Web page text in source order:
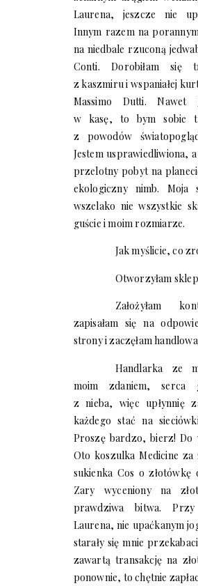
Laurena, jeszcze nie
Innym razem na
na niedbale rzuconą
Conti. Dorobiłam się
z kaszmiru i wspaniałej
Massimo Dutti. Nawet
w kasę, to bym sobie
z powodów
Jestem usprawiedliwiona,
przelotny pobyt na
ekologiczny nimb. Moja
wszelako nie wszystkie
guście i moim rozmiarze.
Jak myślicie, co
Otworzyłam
Założyłam
zapisałam się na
strony i zaczęłam
Handlarka ze
moim zdaniem, serca
z nieba, więc upłynnię
każdego stać na
Proszę bardzo, bierz!
Oto koszulka Medicine za
sukienka Cos o złotówkę
Zary wyceniony na
prawdziwa bitwa.
Laurena, nie upaćkanym
starały się mnie
zawartą transakcję na
ponownie, to chętnie